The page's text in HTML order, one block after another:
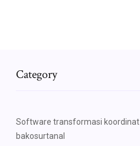
Category
Software transformasi koordinat
bakosurtanal